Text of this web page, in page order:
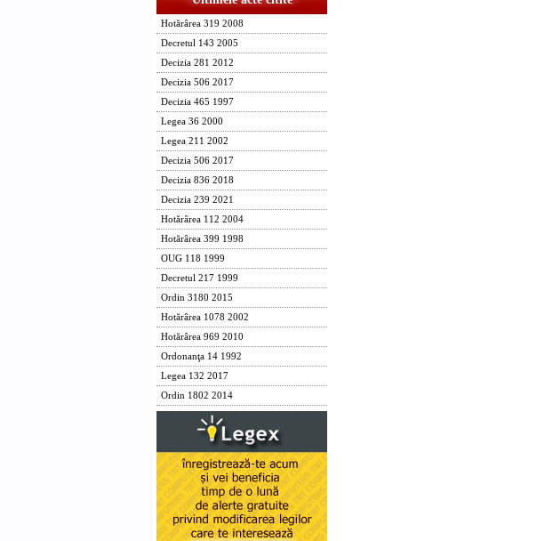
Hotărârea 319 2008
Decretul 143 2005
Decizia 281 2012
Decizia 506 2017
Decizia 465 1997
Legea 36 2000
Legea 211 2002
Decizia 506 2017
Decizia 836 2018
Decizia 239 2021
Hotărârea 112 2004
Hotărârea 399 1998
OUG 118 1999
Decretul 217 1999
Ordin 3180 2015
Hotărârea 1078 2002
Hotărârea 969 2010
Ordonanţa 14 1992
Legea 132 2017
Ordin 1802 2014